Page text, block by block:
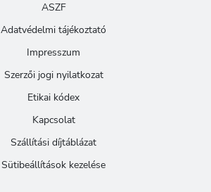
ASZF
Adatvédelmi tájékoztató
Impresszum
Szerzői jogi nyilatkozat
Etikai kódex
Kapcsolat
Szállítási díjtáblázat
Sütibeállítások kezelése